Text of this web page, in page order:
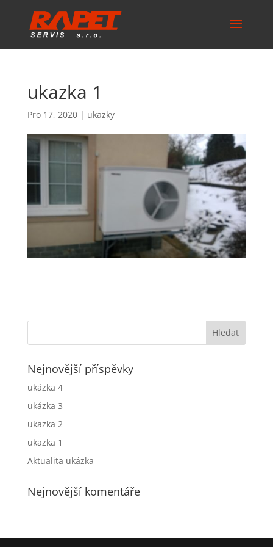
ukazka 1
Pro 17, 2020| ukazky
Nejnovější příspěvky
ukázka 4
ukázka 3
ukazka 2
ukazka 1
Aktualita ukázka
Nejnovější komentáře